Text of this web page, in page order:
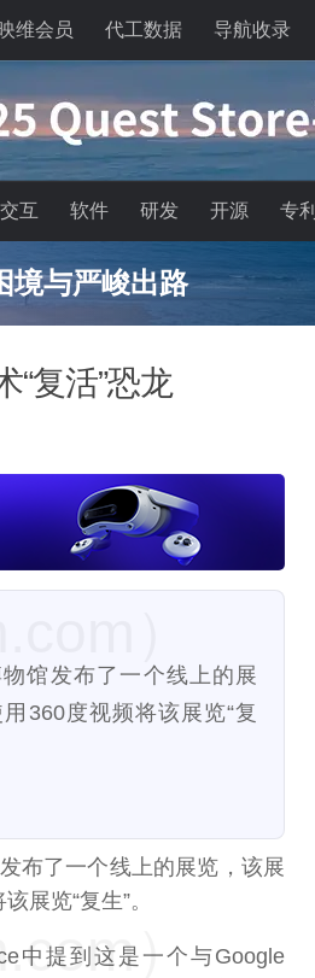
维会员 代工数据 导航收录
交互 软件 研发 开源 专利
境与严峻出路
复活”恐龙
馆发布了一个线上的展
360度视频将该展览“复
布了一个线上的展览，该展
展览“复生”。
中提到这是一个与Google
）
）